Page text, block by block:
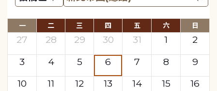
一 二 三 四 五 六 日
27 28 29 30 31 1
2
3
4 5 6 7 8
9
10
11 12 13 14 15
16